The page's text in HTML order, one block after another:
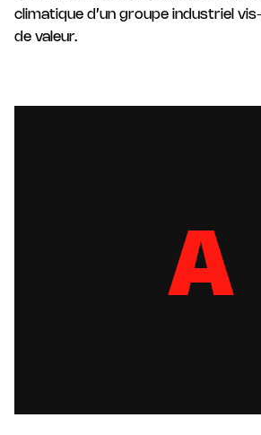
climatique d’un groupe industriel
de valeur.
A